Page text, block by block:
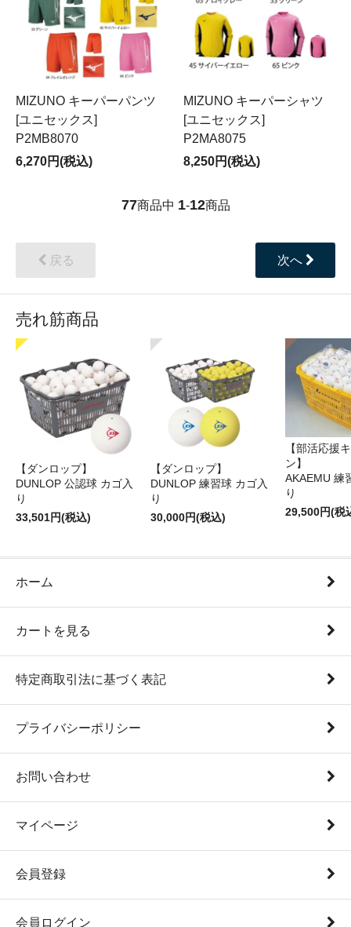
MIZUNO キーパーパンツ
[ユニセックス]
P2MB8070
6,270円(税込)
MIZUNO キーパーシャツ
[ユニセックス]
P2MA8075
8,250円(税込)
77商品中 1-12商品
戻る 次へ
売れ筋商品
【ダンロップ】
DUNLOP 公認球 カゴ入
り
33,501円(税込)
【ダンロップ】
DUNLOP 練習球 カゴ入
り
30,000円(税込)
【部活応援
ン】
AKAEMU 練
り
29,500円(税
ホーム
カートを見る
特定商取引法に基づく表記
プライバシーポリシー
お問い合わせ
マイページ
会員登録
会員ログイン